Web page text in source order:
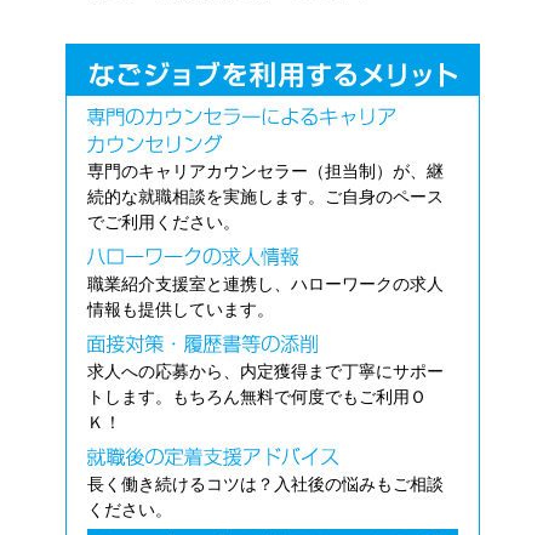
専門のキャリアカウンセラー（担当制）が、継
続的な就職相談を実施します。ご自身のペース
でご利用ください。
職業紹介支援室と連携し、ハローワークの求人
情報も提供しています。
求人への応募から、内定獲得まで丁寧にサポー
トします。もちろん無料で何度でもご利用Ｏ
Ｋ！
長く働き続けるコツは？入社後の悩みもご相談
ください。